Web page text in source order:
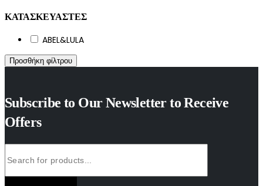
ΚΑΤΑΣΚΕΥΑΣΤΕΣ
ABEL&LULA
Προσθήκη φίλτρου
Subscribe to Our Newsletter to Receive
Offers